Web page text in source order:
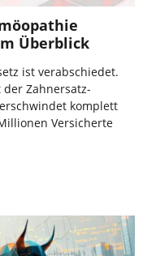
Überblick
ist verabschiedet.
Zahnersatz-
komplett
Versicherte